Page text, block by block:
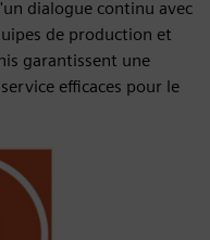
dialogue continu avec
de production et
garantissent une
efficaces pour le